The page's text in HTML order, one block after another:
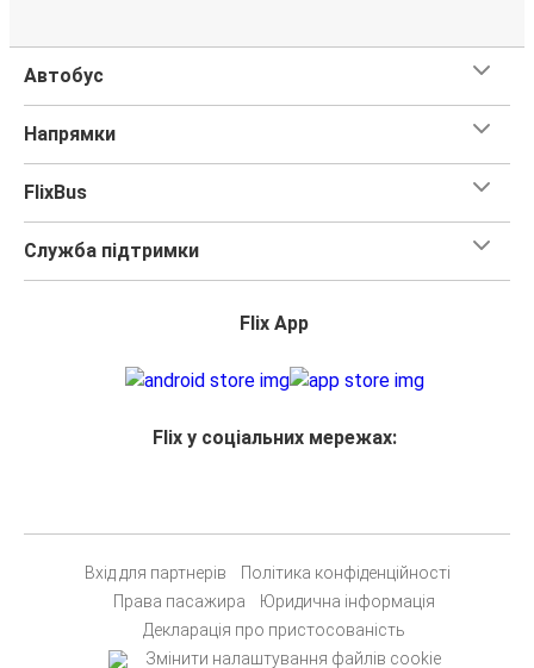
Автобус
Напрямки
FlixBus
Служба підтримки
Flix App
Flix у соціальних мережах:
Вхід для партнерів
Політика конфіденційності
Права пасажира
Юридична інформація
Декларація про пристосованість
Змінити налаштування файлів cookie